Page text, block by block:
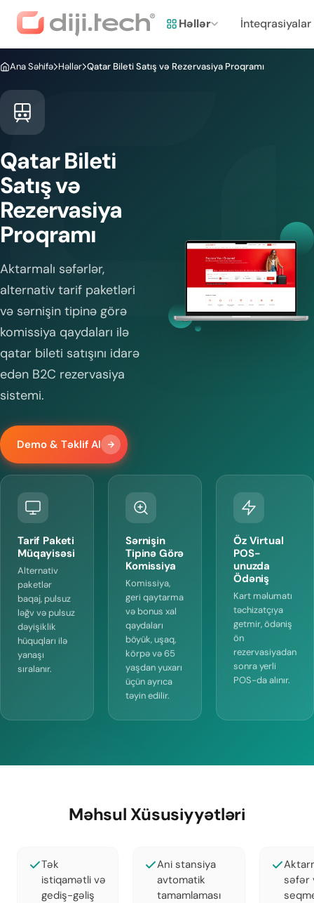
Həllər İnteqrasiyalar
Ana Səhifə Həllər Qatar Bileti Satış və Rezervasiya Proqramı
Qatar Bileti
Satış və
Rezervasiya
Proqramı
Aktarmalı səfərlər,
alternativ tarif paketləri
və sərnişin tipinə görə
komissiya qaydaları ilə
qatar bileti satışını idarə
edən B2C rezervasiya
sistemi.
Demo & Təklif Al
Tarif Paketi
Müqayisəsi
Alternativ
paketlər
baqaj, pulsuz
ləğv və pulsuz
dəyişiklik
hüquqları ilə
yanaşı
sıralanır.
Sərnişin
Tipinə Görə
Komissiya
Komissiya,
geri qaytarma
və bonus xal
qaydaları
böyük, uşaq,
körpə və 65
yaşdan yuxarı
üçün ayrıca
təyin edilir.
Öz Virtual
POS-
unuzda
Ödəniş
Kart məlumatı
təchizatçıya
getmir, ödəniş
ön
rezervasiyadan
sonra yerli
POS-da alınır.
Məhsul Xüsusiyyətləri
Tək
istiqamətli və
gediş-gəliş
Ani stansiya
avtomatik
tamamlaması
səfər